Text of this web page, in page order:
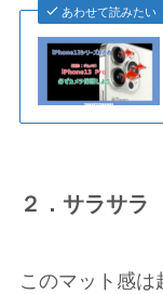
あわせて読みたい
２．サラサラ
このマット感